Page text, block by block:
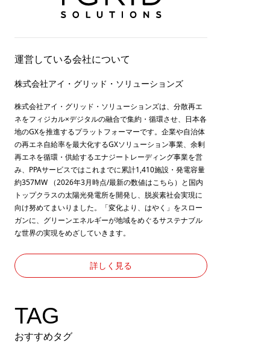
運営している会社について
株式会社アイ・グリッド・ソリューションズ
株式会社アイ・グリッド・ソリューションズは、分散再エ
ネをフィジカル×デジタルの融合で集約・循環させ、日本各
地のGXを推進するプラットフォーマーです。企業や自治体
の再エネ自給率を最大化するGXソリューション事業、余剰
再エネを循環・供給するエナジートレーディング事業を営
み、PPAサービスではこれまでに累計1,410施設・発電容量
約357MW （2026年3月時点/最新の数値はこちら ）と国内
トップクラスの太陽光発電所を開発し、脱炭素社会実現に
向け努めてまいりました。「変化より、はやく」をスロー
ガンに、グリーンエネルギーが地域をめぐるサステナブル
な世界の実現をめざしていきます。
詳しく見る
TAG
おすすめタグ